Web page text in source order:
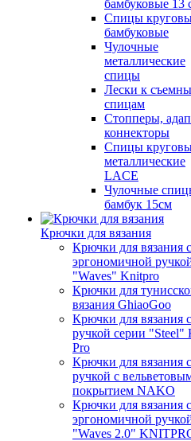
бамбуковые 13
Спицы
бамбуковые
Чулочные
металлические
спицы
Лески к
спицам
Стопперы,
коннекторы
Спицы
металлические
LACE
Чулочные
бамбук 15см
Крючки для вязания
Крючки для вязания с
эргономичной
"Waves" Knitpro
Крючки для
вязания GhiaoGoo
Крючки для вязания с
ручкой серии "Steel"
Pro
Крючки для вязания с
ручкой с
покрытием NAKO
Крючки для вязания с
эргономичной
"Waves 2.0"